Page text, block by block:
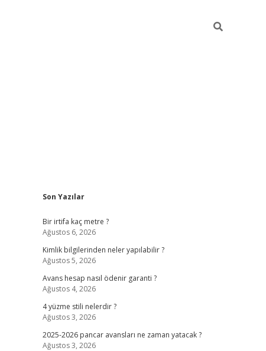
Sidebar
Son Yazılar
Bir irtifa kaç metre ?
Ağustos 6, 2026
Kimlik bilgilerinden neler yapılabilir ?
Ağustos 5, 2026
Avans hesap nasıl ödenir garanti ?
Ağustos 4, 2026
4 yüzme stili nelerdir ?
Ağustos 3, 2026
2025-2026 pancar avansları ne zaman yatacak ?
Ağustos 3, 2026